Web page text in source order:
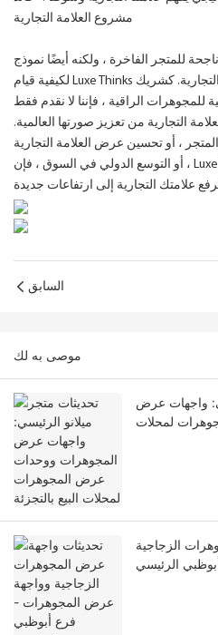
مشروع العلامة التجارية
للمتجر الفاخرة ، ولكنه أيضًا نموذج
لكيفية قيام Luxe Thinks بدعم التوسع العالمي للعلامة التجارية. كشريك
للمجوهرات الراقية ، فإننا لا نقدم فقط
التجارية من تعزيز صورتها العالمية.
، أو تحسين عرض العلامة التجارية
، أو التوسع الدولي في السوق ، فإن Luxe Twosts هي شريكك الاستراتيجي
السابق
موصى به لك
واجهات عرض
لمحلات
الزجاجية
الرئيسي